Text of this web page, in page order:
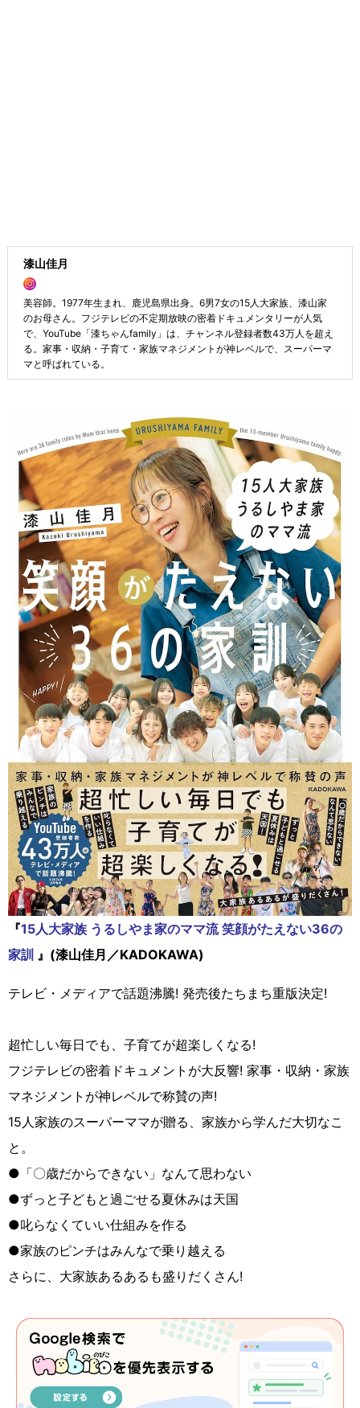
漆山佳月
美容師。1977年生まれ、鹿児島県出身。6男7女の15人大家族、漆山家
のお母さん。フジテレビの不定期放映の密着ドキュメンタリーが人気
で、YouTube「漆ちゃんfamily」は、チャンネル登録者数43万人を超え
る。家事・収納・子育て・家族マネジメントが神レベルで、スーパーマ
マと呼ばれている。
『15人大家族 うるしやま家のママ流 笑顔がたえない36の
家訓 』(漆山佳月／KADOKAWA)
テレビ・メディアで話題沸騰! 発売後たちまち重版決定!
超忙しい毎日でも、子育てが超楽しくなる!
フジテレビの密着ドキュメントが大反響! 家事・収納・家族
マネジメントが神レベルで称賛の声!
15人家族のスーパーママが贈る、家族から学んだ大切なこ
と。
●「〇歳だからできない」なんて思わない
●ずっと子どもと過ごせる夏休みは天国
●叱らなくていい仕組みを作る
●家族のピンチはみんなで乗り越える
さらに、大家族あるあるも盛りだくさん!